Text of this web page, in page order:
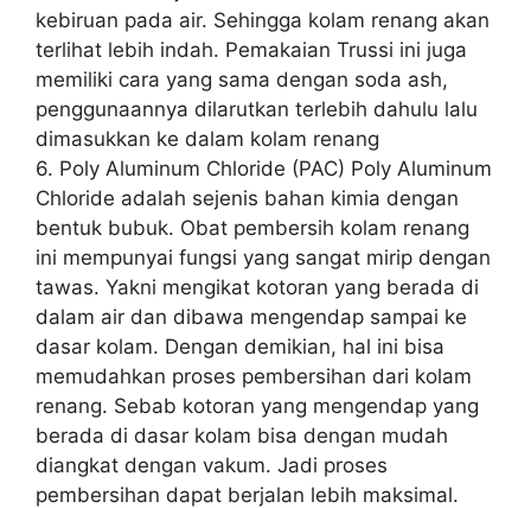
kebiruan pada air. Sehingga kolam renang akan
terlihat lebih indah. Pemakaian Trussi ini juga
memiliki cara yang sama dengan soda ash,
penggunaannya dilarutkan terlebih dahulu lalu
dimasukkan ke dalam kolam renang
6. Poly Aluminum Chloride (PAC) Poly Aluminum
Chloride adalah sejenis bahan kimia dengan
bentuk bubuk. Obat pembersih kolam renang
ini mempunyai fungsi yang sangat mirip dengan
tawas. Yakni mengikat kotoran yang berada di
dalam air dan dibawa mengendap sampai ke
dasar kolam. Dengan demikian, hal ini bisa
memudahkan proses pembersihan dari kolam
renang. Sebab kotoran yang mengendap yang
berada di dasar kolam bisa dengan mudah
diangkat dengan vakum. Jadi proses
pembersihan dapat berjalan lebih maksimal.